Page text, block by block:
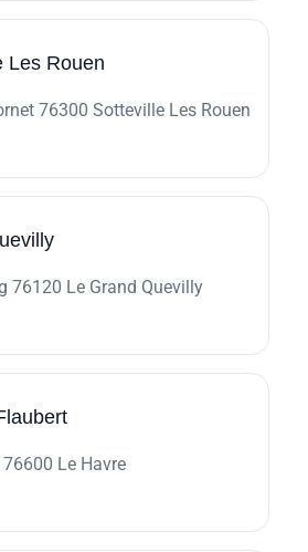
Les Rouen
76300 Sotteville Les Rouen
76120 Le Grand Quevilly
Le Havre